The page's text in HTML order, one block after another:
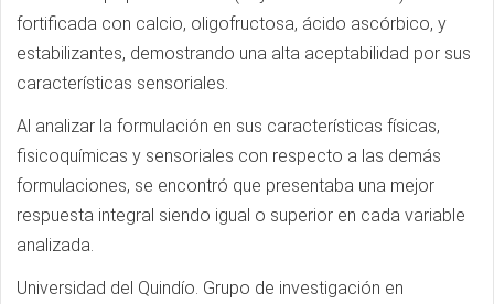
fortificada con calcio, oligofructosa, ácido ascórbico, y
estabilizantes, demostrando una alta aceptabilidad por sus
características sensoriales.
Al analizar la formulación en sus características físicas,
fisicoquímicas y sensoriales con respecto a las demás
formulaciones, se encontró que presentaba una mejor
respuesta integral siendo igual o superior en cada variable
analizada.
Universidad del Quindío. Grupo de investigación en